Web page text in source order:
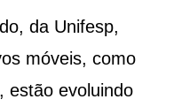
da Unifesp,
móveis, como
estão evoluindo